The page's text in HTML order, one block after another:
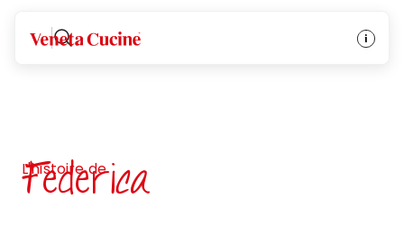
Veneta Cucine
L'histoire de
Federica